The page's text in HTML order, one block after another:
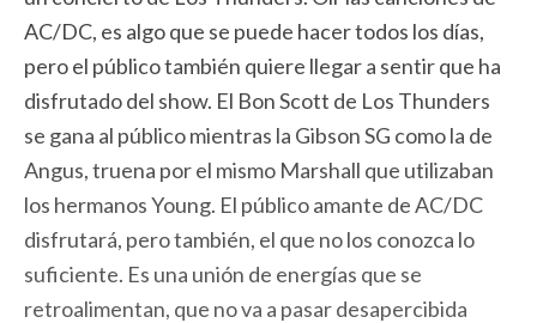
AC/DC, es algo que se puede hacer todos los días,
pero el público también quiere llegar a sentir que ha
disfrutado del show. El Bon Scott de Los Thunders
se gana al público mientras la Gibson SG como la de
Angus, truena por el mismo Marshall que utilizaban
los hermanos Young. El público amante de AC/DC
disfrutará, pero también, el que no los conozca lo
suficiente. Es una unión de energías que se
retroalimentan, que no va a pasar desapercibida